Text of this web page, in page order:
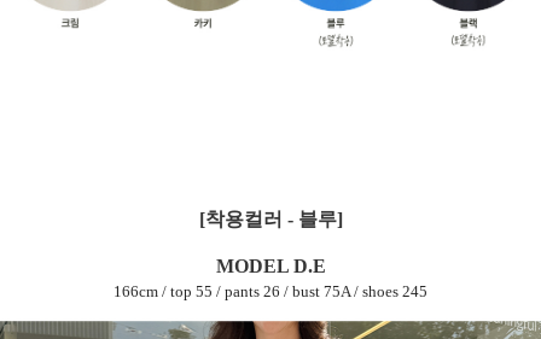
[착용컬러 - 블루]
MODEL D.E
166cm / top 55 / pants 26 / bust 75A / shoes 245